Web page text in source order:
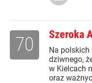
Szeroka
Na polskich
dziwnego,
w Kielcach
oraz
70